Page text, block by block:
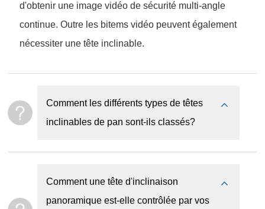
d'obtenir une image vidéo de sécurité multi-angle
continue. Outre les bitems vidéo peuvent également
nécessiter une tête inclinable.
Comment les différents types de têtes
inclinables de pan sont-ils classés?
Comment une tête d'inclinaison
panoramique est-elle contrôlée par vos